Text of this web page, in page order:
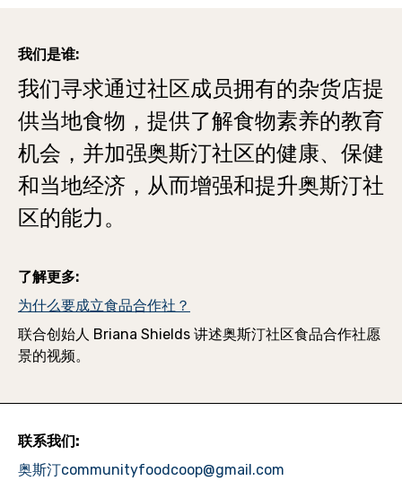
我们是谁:
我们寻求通过社区成员拥有的杂货店提
供当地食物，提供了解食物素养的教育
机会，并加强奥斯汀社区的健康、保健
和当地经济，从而增强和提升奥斯汀社
区的能力。
了解更多:
为什么要成立食品合作社？
联合创始人 Briana Shields 讲述奥斯汀社区食品合作社愿
景的视频。
联系我们:
奥斯汀communityfoodcoop@gmail.com